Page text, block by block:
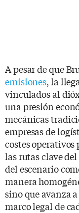
A pesar de que
emisiones, la
vinculados al
una presión
mecánicas
empresas de
costes
las rutas clave
del escenario
manera
sino que avanza
marco legal de